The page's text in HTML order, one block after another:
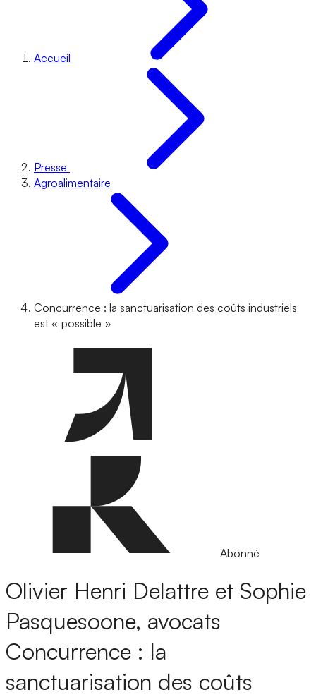
Accueil
Presse
Agroalimentaire
Concurrence : la sanctuarisation des coûts industriels
est « possible »
Abonné
Olivier Henri Delattre et Sophie
Pasquesoone, avocats
Concurrence : la
sanctuarisation des coûts